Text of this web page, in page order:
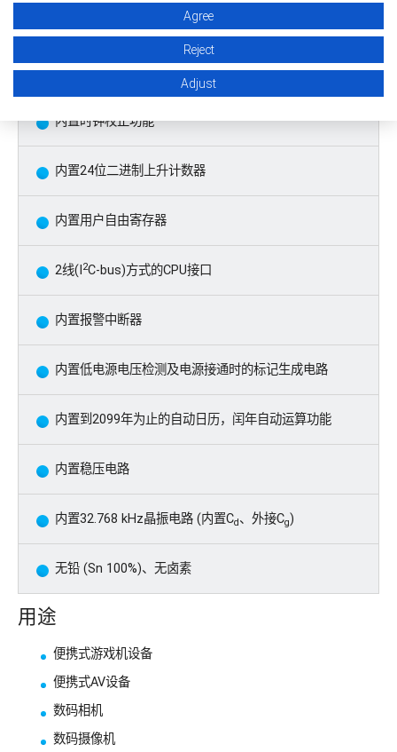
1.3 V ~ 5.5 V
内置时钟校正功能
内置24位二进制上升计数器
内置用户自由寄存器
2线(I 2C-bus)方式的CPU接口
内置报警中断器
内置低电源电压检测及电源接通时的标记生成电路
内置到2099年为止的自动日历，闰年自动运算功能
内置稳压电路
内置32.768 kHz晶振电路 (内置Cd、外接Cg)
无铅 (Sn 100%)、无卤素
用途
便携式游戏机设备
便携式AV设备
数码相机
数码摄像机
Agree
Reject
Adjust